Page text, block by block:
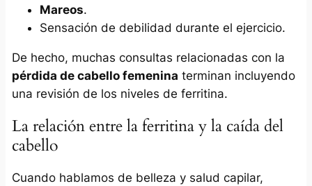
Mareos.
Sensación de debilidad durante el ejercicio.
De hecho, muchas consultas relacionadas con la
pérdida de cabello femenina terminan incluyendo
una revisión de los niveles de ferritina.
La relación entre la ferritina y la caída del
cabello
Cuando hablamos de belleza y salud capilar,